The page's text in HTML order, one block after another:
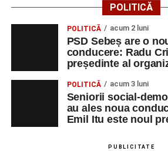
POLITICĂ
POLITICĂ acum 2 luni
PSD Sebeș are o
conducere: Radu
președinte al
POLITICĂ acum 3 luni
Seniorii social-
au ales noua
Emil Itu este noul
PUBLICITATE